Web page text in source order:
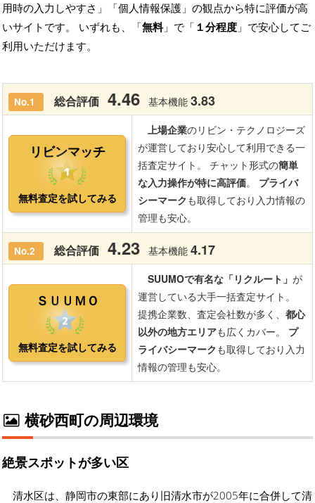
用時の入力しやすさ」「個人情報保護」の観点から特に評価が高
いサイトです。 いずれも、「無料」で「 １分程度 」で安心してご
利用いただけます。
横砂西町の周辺環境
絶景スポットが多い区
清水区は、静岡市の東部にあり旧清水市が2005年に合併して清